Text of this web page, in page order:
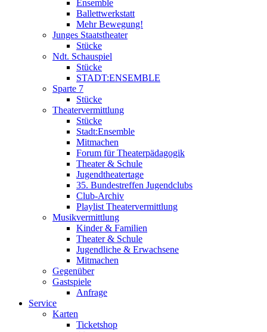
Ensemble
Ballettwerkstatt
Mehr Bewegung!
Junges Staatstheater
Stücke
Ndt. Schauspiel
Stücke
STADT:ENSEMBLE
Sparte 7
Stücke
Theatervermittlung
Stücke
Stadt:Ensemble
Mitmachen
Forum für Theaterpädagogik
Theater & Schule
Jugendtheatertage
35. Bundestreffen Jugendclubs
Club-Archiv
Playlist Theatervermittlung
Musikvermittlung
Kinder & Familien
Theater & Schule
Jugendliche & Erwachsene
Mitmachen
Gegenüber
Gastspiele
Anfrage
Service
Karten
Ticketshop